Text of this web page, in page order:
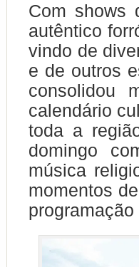
Com shows
autêntico
vindo de
e de outros
consolidou
calendário
toda a
domingo
música
momentos